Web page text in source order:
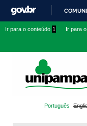
Ir para o conteúdo 1 Ir para
Português